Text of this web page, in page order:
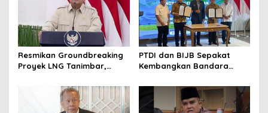
Resmikan Groundbreaking
Proyek LNG Tanimbar,
Nantikan 28 Tahun
PTDI dan BIJB Sepakat
Kembangkan Bandara
Industri Kedirgantaraan
Nasional